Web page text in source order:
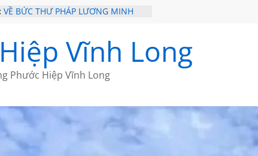
VỀ BỨC THƯ PHÁP LƯƠNG MINH
MỘT ĐỜI ĐI QUA NHỮNG TRANG
SÁCH
BẤT CHỢT CỦA CHÂU LỆ DUNG
CÀ PHÊ NGẮM NÚI
Vĩnh Long
Phước Hiệp Vĩnh Long